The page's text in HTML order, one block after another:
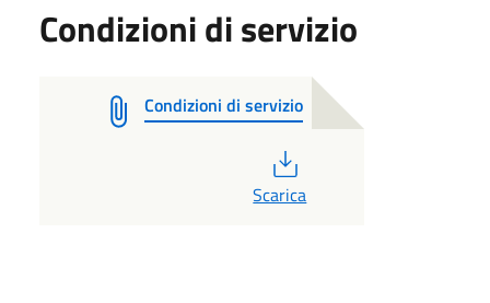
Condizioni di servizio
Condizioni di servizio
Scarica